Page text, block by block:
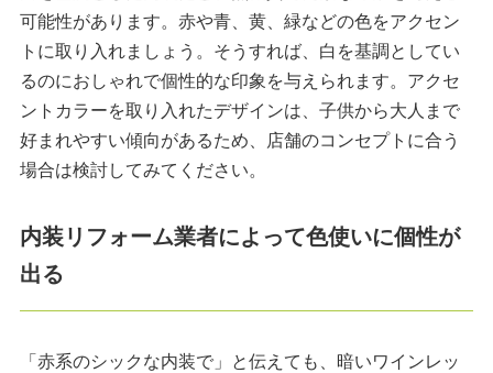
可能性があります。赤や青、黄、緑などの色をアクセン
トに取り入れましょう。そうすれば、白を基調としてい
るのにおしゃれで個性的な印象を与えられます。アクセ
ントカラーを取り入れたデザインは、子供から大人まで
好まれやすい傾向があるため、店舗のコンセプトに合う
場合は検討してみてください。
内装リフォーム業者によって色使いに個性が
出る
「赤系のシックな内装で」と伝えても、暗いワインレッ